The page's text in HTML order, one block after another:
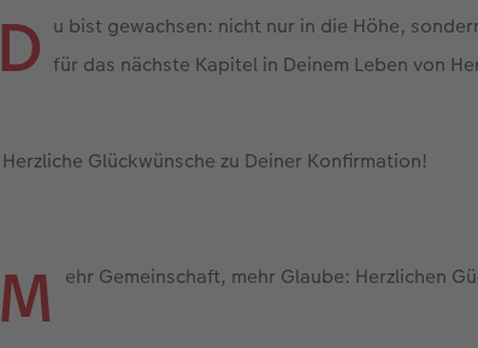
D u bist gewachsen: nicht nur in die Höhe,
für das nächste Kapitel in Deinem Leben von
Herzliche Glückwünsche zu Deiner Konfirmation!
M ehr Gemeinschaft, mehr Glaube: Herzlichen